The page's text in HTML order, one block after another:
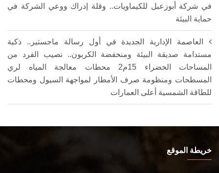
في شركة أبوزعبل للكيماويات.. وقلة إدراك ووعي الشركة في
حماية البيئة
العاصمة الإدارية الجديدة في أول رسالة ماجستير.. ذكية
مستدامة صديقة البيئة ومنخفضة الكربون.. نصيب الفرد من
المساحات الخضراء 15م2 محطات معالجة المياه لري
المسطحات ومنظومة صرف الأمطار لمواجهة السيول ومحطات
للطاقة الشمسية أعلى العمارات
خريطة الموقع